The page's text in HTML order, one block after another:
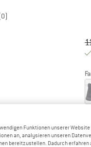
Funktionen unserer Website
an, analysieren unseren
bereitzustellen. Dadurch erfahren